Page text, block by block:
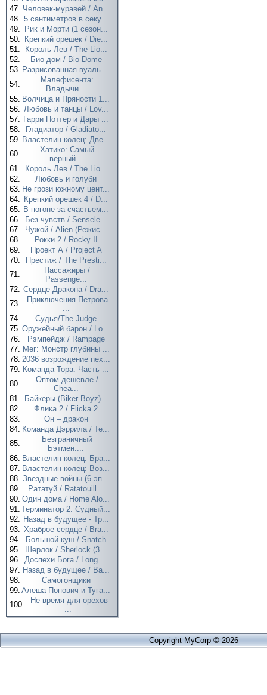
47. Человек-муравей / An...
48. 5 сантиметров в секу...
49.
Рик и Морти (1 сезон...
50.
Крепкий орешек / Die...
51.
Король Лев / The Lio...
52.
Био-дом / Bio-Dome
53. Разрисованная вуаль ...
54.
Малефисента:
Владычи...
55. Волчица и Пряности 1...
56. Любовь и танцы / Lov...
57. Гарри Поттер и Дары ...
58.
Гладиатор / Gladiato...
59. Властелин колец: Две...
60.
Хатико: Самый
верный...
61.
Король Лев / The Lio...
62.
Любовь и голуби
63. Не грози южному цент...
64. Крепкий орешек 4 / D...
65. В погоне за счастьем...
66.
Без чувств / Sensele...
67.
Чужой / Alien (Режис...
68.
Рокки 2 / Rocky II
69.
Проект А / Project A
70.
Престиж / The Presti...
71.
Пассажиры /
Passenge...
72. Сердце Дракона / Dra...
73.
Приключения Петрова
...
74.
Судья/The Judge
75. Оружейный барон / Lo...
76.
Рэмпейдж / Rampage
77. Мег: Монстр глубины ...
78. 2036 возрождение nex...
79. Команда Тора. Часть ...
80.
Оптом дешевле /
Chea...
81.
Байкеры (Biker Boyz)...
82.
Флика 2 / Flicka 2
83.
Он – дракон
84. Команда Дэррила / Te...
85.
Безграничный
Бэтмен:...
86. Властелин колец: Бра...
87. Властелин колец: Воз...
88. Звездные войны (6 эп...
89.
Рататуй / Ratatouill...
90. Один дома / Home Alo...
91. Терминатор 2: Судный...
92. Назад в будущее - Тр...
93. Храброе сердце / Bra...
94.
Большой куш / Snatch
95.
Шерлок / Sherlock (3...
96. Доспехи Бога / Long ...
97. Назад в будущее / Ba...
98.
Самогонщики
99. Алеша Попович и Туга...
100.
Не время для орехов
...
Copyright MyCorp © 2026